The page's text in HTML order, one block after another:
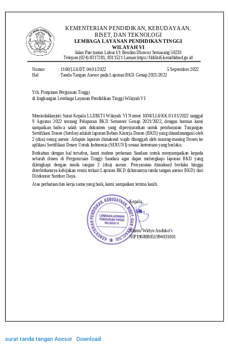
surat tanda tangan Asesor Download